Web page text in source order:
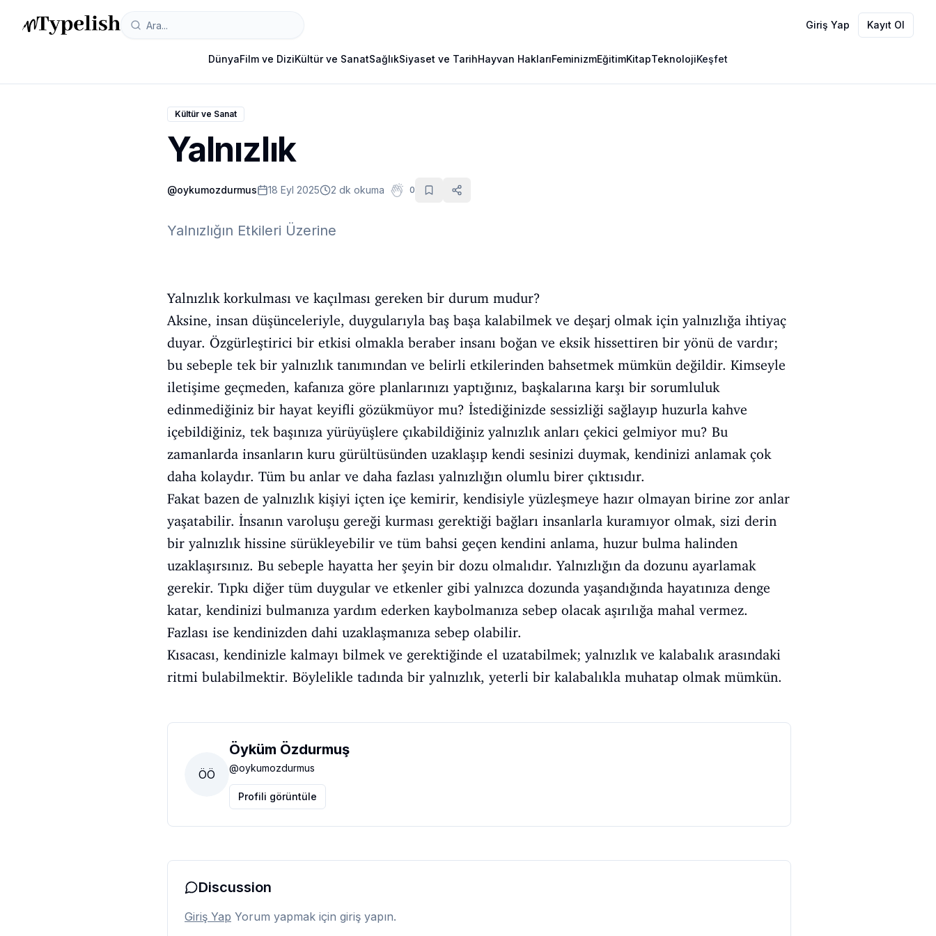
Giriş Yap Kayıt Ol
DünyaFilm ve DiziKültür ve SanatSağlıkSiyaset ve TarihHayvan HaklarıFeminizmEğitimKitapTeknolojiKeşfet
Kültür ve Sanat
Yalnızlık
@oykumozdurmus 18 Eyl 2025 2 dk okuma 0
Yalnızlığın Etkileri Üzerine
Yalnızlık korkulması ve kaçılması gereken bir durum mudur?
Aksine, insan düşünceleriyle, duygularıyla baş başa kalabilmek ve deşarj olmak için yalnızlığa ihtiyaç
duyar. Özgürleştirici bir etkisi olmakla beraber insanı boğan ve eksik hissettiren bir yönü de vardır;
bu sebeple tek bir yalnızlık tanımından ve belirli etkilerinden bahsetmek mümkün değildir. Kimseyle
iletişime geçmeden, kafanıza göre planlarınızı yaptığınız, başkalarına karşı bir sorumluluk
edinmediğiniz bir hayat keyifli gözükmüyor mu? İstediğinizde sessizliği sağlayıp huzurla kahve
içebildiğiniz, tek başınıza yürüyüşlere çıkabildiğiniz yalnızlık anları çekici gelmiyor mu? Bu
zamanlarda insanların kuru gürültüsünden uzaklaşıp kendi sesinizi duymak, kendinizi anlamak çok
daha kolaydır. Tüm bu anlar ve daha fazlası yalnızlığın olumlu birer çıktısıdır.
Fakat bazen de yalnızlık kişiyi içten içe kemirir, kendisiyle yüzleşmeye hazır olmayan birine zor anlar
yaşatabilir. İnsanın varoluşu gereği kurması gerektiği bağları insanlarla kuramıyor olmak, sizi derin
bir yalnızlık hissine sürükleyebilir ve tüm bahsi geçen kendini anlama, huzur bulma halinden
uzaklaşırsınız. Bu sebeple hayatta her şeyin bir dozu olmalıdır. Yalnızlığın da dozunu ayarlamak
gerekir. Tıpkı diğer tüm duygular ve etkenler gibi yalnızca dozunda yaşandığında hayatınıza denge
katar, kendinizi bulmanıza yardım ederken kaybolmanıza sebep olacak aşırılığa mahal vermez.
Fazlası ise kendinizden dahi uzaklaşmanıza sebep olabilir.
Kısacası, kendinizle kalmayı bilmek ve gerektiğinde el uzatabilmek; yalnızlık ve kalabalık arasındaki
ritmi bulabilmektir. Böylelikle tadında bir yalnızlık, yeterli bir kalabalıkla muhatap olmak mümkün.
ÖÖ
Öyküm Özdurmuş
@oykumozdurmus
Profili görüntüle
Discussion
Giriş Yap Yorum yapmak için giriş yapın.